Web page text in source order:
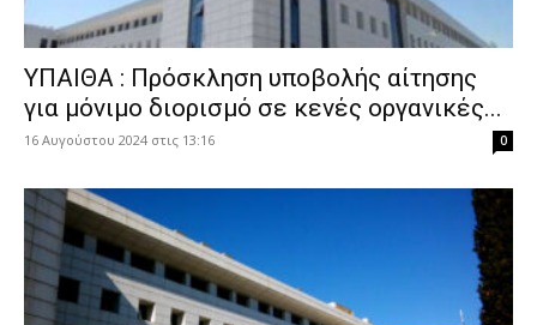
ΥΠΑΙΘΑ : Πρόσκληση υποβολής αίτησης
για μόνιμο διορισμό σε κενές οργανικές...
16 Αυγούστου 2024 στις 13:16 0